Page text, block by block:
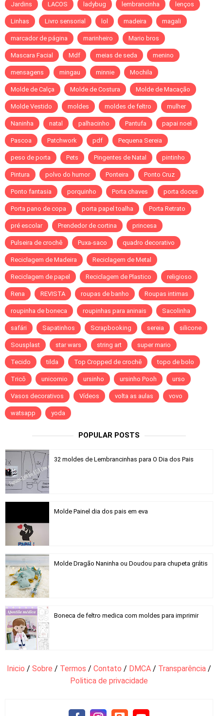
Jardins LACOS ladybug lembrancinha lenços
Linhas Livro sensorial lol madeira magali
marcador de página marinheiro Mario bros
Mascara Facial Mdf meias de seda menino
mensagens mingau minnie Mochila
Molde de Calça Molde de Costura Molde de Macação
Molde Vestido moldes moldes de feltro mulher
Naninha natal palhacinho Pantufa papai noel
Pascoa Patchwork pdf Pequena Sereia
peso de porta Pets Pingentes de Natal pintinho
Pintura polvo do humor Ponteira Ponto Cruz
Ponto fantasia porquinho Porta chaves porta doces
Porta pano de copa porta papel toalha Porta Retrato
pré escolar Prendedor de cortina princesa
Pulseira de crochê Puxa-saco quadro decorativo
Reciclagem de Madeira Reciclagem de Metal
Reciclagem de papel Reciclagem de Plastico religioso
Rena REVISTA roupas de banho Roupas intimas
roupinha de boneca roupinhas para aninais Sacolinha
safári Sapatinhos Scrapbooking sereia silicone
Sousplast star wars string art super mario
Tecido tilda Top Cropped de crochê topo de bolo
Tricô unicornio ursinho ursinho Pooh urso
Vasos decorativos Vídeos volta as aulas vovo
watsapp yoda
POPULAR POSTS
32 moldes de Lembrancinhas para O Dia dos Pais
Molde Painel dia dos pais em eva
Molde Dragão Naninha ou Doudou para chupeta grátis
Boneca de feltro medica com moldes para imprimir
Inicio / Sobre / Termos / Contato / DMCA / Transparência /
Politica de privacidade